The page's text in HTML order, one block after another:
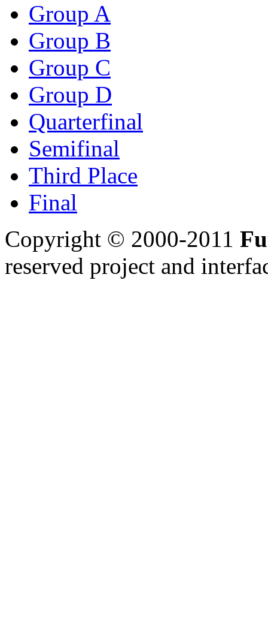
Group A
Group B
Group C
Group D
Quarterfinal
Semifinal
Third Place
Final
Copyright © 2000-2011
reserved project and